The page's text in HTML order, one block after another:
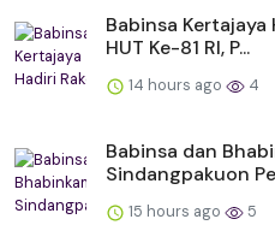
Babinsa Kertajaya
HUT Ke-81 RI, P...
14 hours ago 4
Babinsa dan
Sindangpakuon
15 hours ago 5